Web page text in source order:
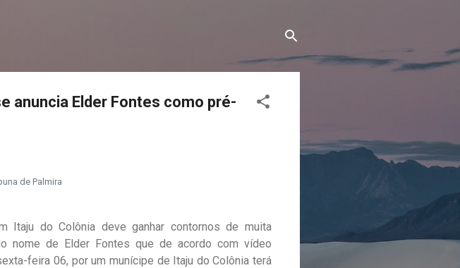
anuncia Elder Fontes como pré-
de Palmira
Itaju do Colônia deve ganhar contornos de muita
nome de Elder Fontes que de acordo com vídeo
feira 06, por um munícipe de Itaju do Colônia terá